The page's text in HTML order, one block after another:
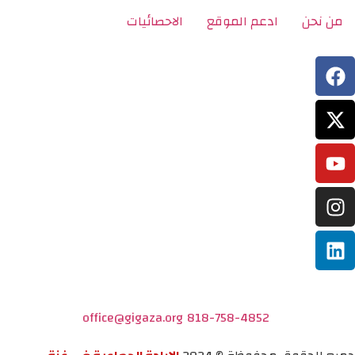
من نحن ادعم الموقع الاحصائيات
818-758-4852
office@gigaza.org